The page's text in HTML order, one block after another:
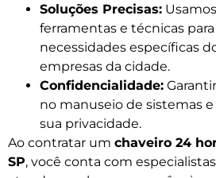
Soluções Precisas:
ferramentas e técnicas
necessidades específicas
empresas da cidade.
Confidencialidade:
no manuseio de sistemas
sua privacidade.
Ao contratar um chaveiro 24
SP, você conta com